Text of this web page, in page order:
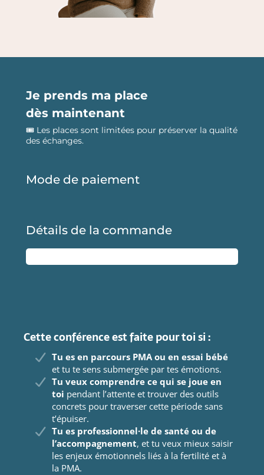
Je prends ma place
dès maintenant
🎟️ Les places sont limitées pour préserver la qualité
des échanges.
Mode de paiement
Détails de la commande
Cette conférence est faite pour toi si :
Tu es en parcours PMA ou en essai bébé
et tu te sens submergée par tes émotions.
Tu veux comprendre ce qui se joue en
toi pendant l’attente et trouver des outils
concrets pour traverser cette période sans
t’épuiser.
Tu es professionnel·le de santé ou de
l’accompagnement, et tu veux mieux saisir
les enjeux émotionnels liés à la fertilité et à
la PMA.